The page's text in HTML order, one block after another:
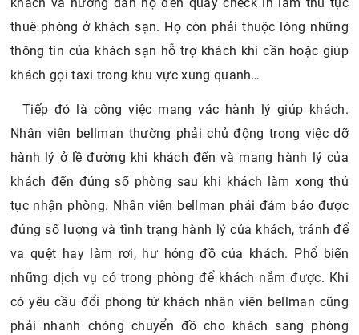
thuê phòng ở khách sạn. Họ còn phải thuộc lòng những
thông tin của khách sạn hỗ trợ khách khi cần hoặc giúp
khách gọi taxi trong khu vực xung quanh…
Tiếp đó là công việc mang vác hành lý giúp khách.
Nhân viên bellman thường phải chủ động trong việc dỡ
hành lý ở lề đường khi khách đến và mang hành lý của
khách đến đúng số phòng sau khi khách làm xong thủ
tục nhận phòng. Nhân viên bellman phải đảm bảo được
đúng số lượng và tình trạng hành lý của khách, tránh để
va quệt hay làm rơi, hư hỏng đồ của khách. Phổ biến
những dịch vụ có trong phòng để khách nắm được. Khi
có yêu cầu đổi phòng từ khách nhân viên bellman cũng
phải nhanh chóng chuyển đồ cho khách sang phòng